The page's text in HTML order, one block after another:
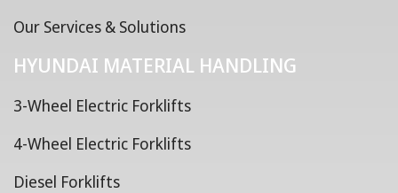
Our Services & Solutions
HYUNDAI MATERIAL HANDLING
3-Wheel Electric Forklifts
4-Wheel Electric Forklifts
Diesel Forklifts